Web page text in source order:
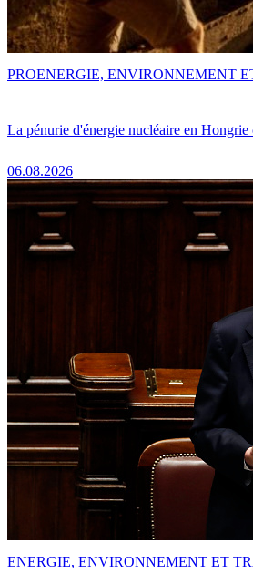
La pénurie d'énergie nucléaire en
06.08.2026
PROENERGIE, ENVIRONNEMENT
ENERGIE, ENVIRONNEMENT ET